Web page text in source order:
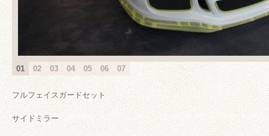
01 02 03 04 05 06 07
フルフェイスガードセット
サイドミラー